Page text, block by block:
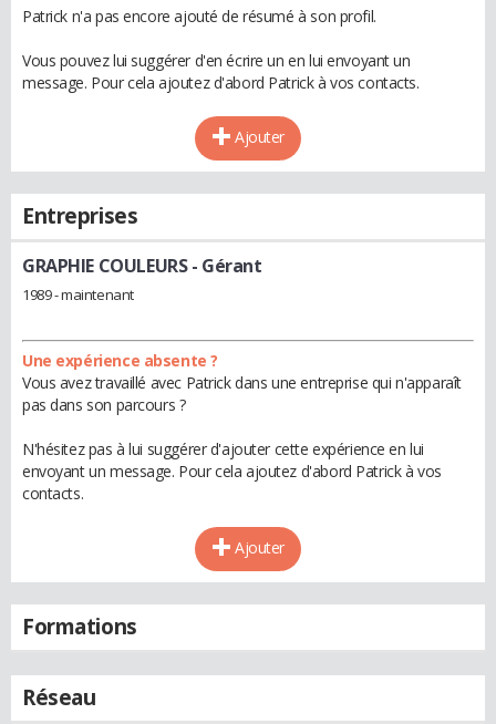
Patrick n'a pas encore ajouté de résumé à son profil.
Vous pouvez lui suggérer d'en écrire un en lui envoyant un
message. Pour cela ajoutez d'abord Patrick à vos contacts.
Ajouter
Entreprises
GRAPHIE COULEURS- Gérant
1989 - maintenant
Une expérience absente ?
Vous avez travaillé avec Patrick dans une entreprise qui n'apparaît
pas dans son parcours ?
N'hésitez pas à lui suggérer d'ajouter cette expérience en lui
envoyant un message. Pour cela ajoutez d'abord Patrick à vos
contacts.
Ajouter
Formations
Réseau